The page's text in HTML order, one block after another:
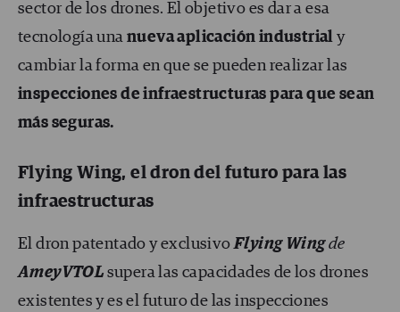
sector de los drones. El objetivo es dar a esa
tecnología unanueva aplicación industrial y
cambiar la forma en que se pueden realizar las
inspecciones de infraestructuras para que sean
más seguras.
Flying Wing, el dron del futuro para las
infraestructuras
El dron patentado y exclusivoFlying Wingde
AmeyVTOL supera las capacidades de los drones
existentes y es el futuro de las inspecciones